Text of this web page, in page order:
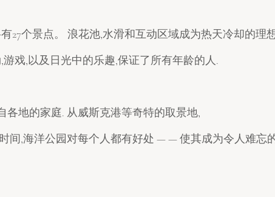
27个景点。 浪花池,水滑和互动区域成为热天冷却的理
戏,以及日光中的乐趣,保证了所有年龄的人.
各地的家庭. 从威斯克港等奇特的取景地,
间,海洋公园对每个人都有好处 — — 使其成为令人难忘